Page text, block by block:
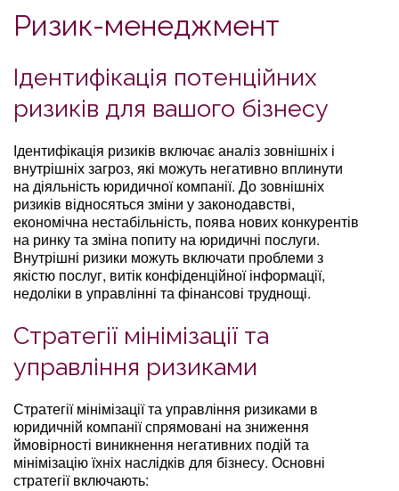
Ризик-менеджмент
Ідентифікація потенційних
ризиків для вашого бізнесу
Ідентифікація ризиків включає аналіз зовнішніх і
внутрішніх загроз, які можуть негативно вплинути
на діяльність юридичної компанії. До зовнішніх
ризиків відносяться зміни у законодавстві,
економічна нестабільність, поява нових конкурентів
на ринку та зміна попиту на юридичні послуги.
Внутрішні ризики можуть включати проблеми з
якістю послуг, витік конфіденційної інформації,
недоліки в управлінні та фінансові труднощі.
Стратегії мінімізації та
управління ризиками
Стратегії мінімізації та управління ризиками в
юридичній компанії спрямовані на зниження
ймовірності виникнення негативних подій та
мінімізацію їхніх наслідків для бізнесу. Основні
стратегії включають: